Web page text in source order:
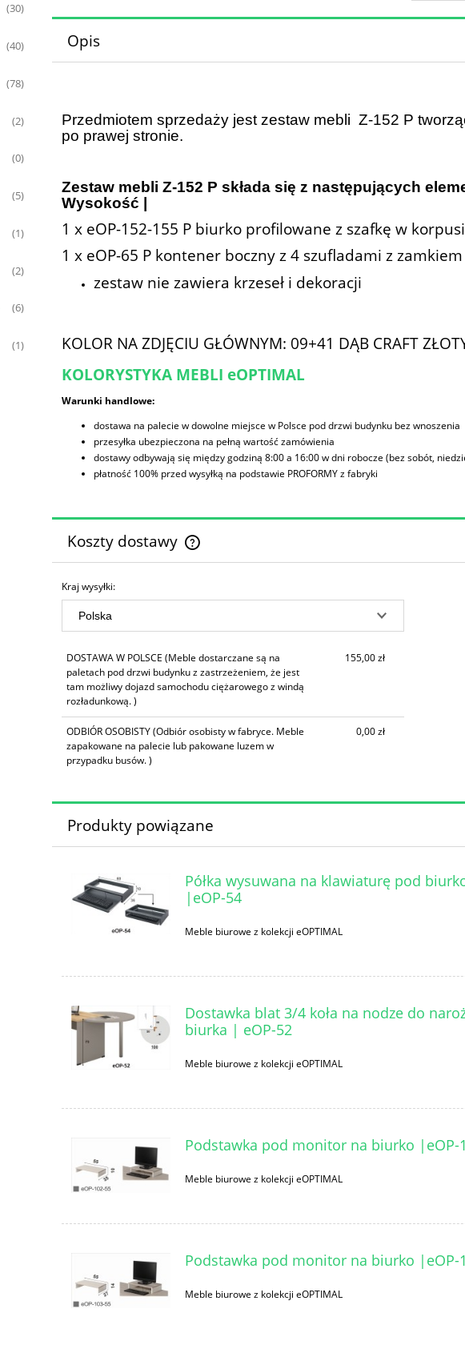
(30)
(40)
(78)
(2)
(0)
(5)
(1)
(2)
(6)
(1)
Opis
Przedmiotem sprzedaży jest zestaw mebli Z-152 P
po prawej stronie.
Zestaw mebli Z-152 P składa się z następujących
Wysokość |
1 x eOP-152-155 P biurko profilowane z szafkę w
1 x eOP-65 P kontener boczny z 4 szufladami z
zestaw nie zawiera krzeseł i dekoracji
KOLOR NA ZDJĘCIU GŁÓWNYM: 09+41 DĄB CRAFT
KOLORYSTYKA MEBLI eOPTIMAL
Warunki handlowe:
dostawa na palecie w dowolne miejsce w Polsce pod drzwi budynku bez wnoszenia
przesyłka ubezpieczona na pełną wartość zamówienia
dostawy odbywają się między godziną 8:00 a 16:00 w dni robocze (bez sobót,
płatność 100% przed wysyłką na podstawie PROFORMY z fabryki
Koszty dostawy
płatności
Kraj wysyłki:
DOSTAWA W POLSCE (Meble dostarczane są na
paletach pod drzwi budynku z zastrzeżeniem, że jest
tam możliwy dojazd samochodu ciężarowego z windą
rozładunkową. )
155,00 zł
ODBIÓR OSOBISTY(Odbiór osobisty w fabryce. Meble
zapakowane na palecie lub pakowane luzem w
przypadku busów. )
0,00 zł
Produkty powiązane
Półka wysuwana na klawiaturę pod
|eOP-54
Meble biurowe z kolekcji eOPTIMAL
Dostawka blat 3/4 koła na nodze do
biurka | eOP-52
Meble biurowe z kolekcji eOPTIMAL
Podstawka pod monitor na biurko |eOP-
Meble biurowe z kolekcji eOPTIMAL
Podstawka pod monitor na biurko |eOP-
Meble biurowe z kolekcji eOPTIMAL